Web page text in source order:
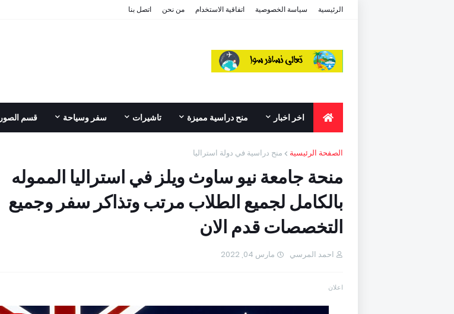
الرئيسية سياسة الخصوصية اتفاقية الاستخدام من نحن اتصل بنا
اخر اخبار منح دراسية مميزة تاشيرات سفر وسياحة قسم الصور
الصفحة الرئيسية منح دراسية في دولة استراليا
منحة جامعة نيو ساوث ويلز في استراليا المموله
بالكامل لجميع الطلاب مرتب وتذاكر سفر وجميع
التخصصات قدم الان
احمد المرسي مارس 04, 2022
اعلان